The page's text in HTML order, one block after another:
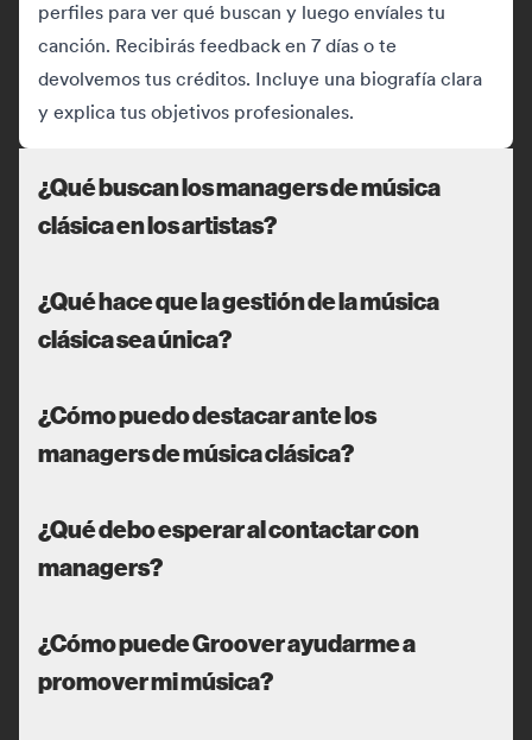
perfiles para ver qué buscan y luego envíales tu
canción. Recibirás feedback en 7 días o te
devolvemos tus créditos. Incluye una biografía clara
y explica tus objetivos profesionales.
¿Qué buscan los managers de música
clásica en los artistas?
¿Qué hace que la gestión de la música
clásica sea única?
¿Cómo puedo destacar ante los
managers de música clásica?
¿Qué debo esperar al contactar con
managers?
¿Cómo puede Groover ayudarme a
promover mi música?